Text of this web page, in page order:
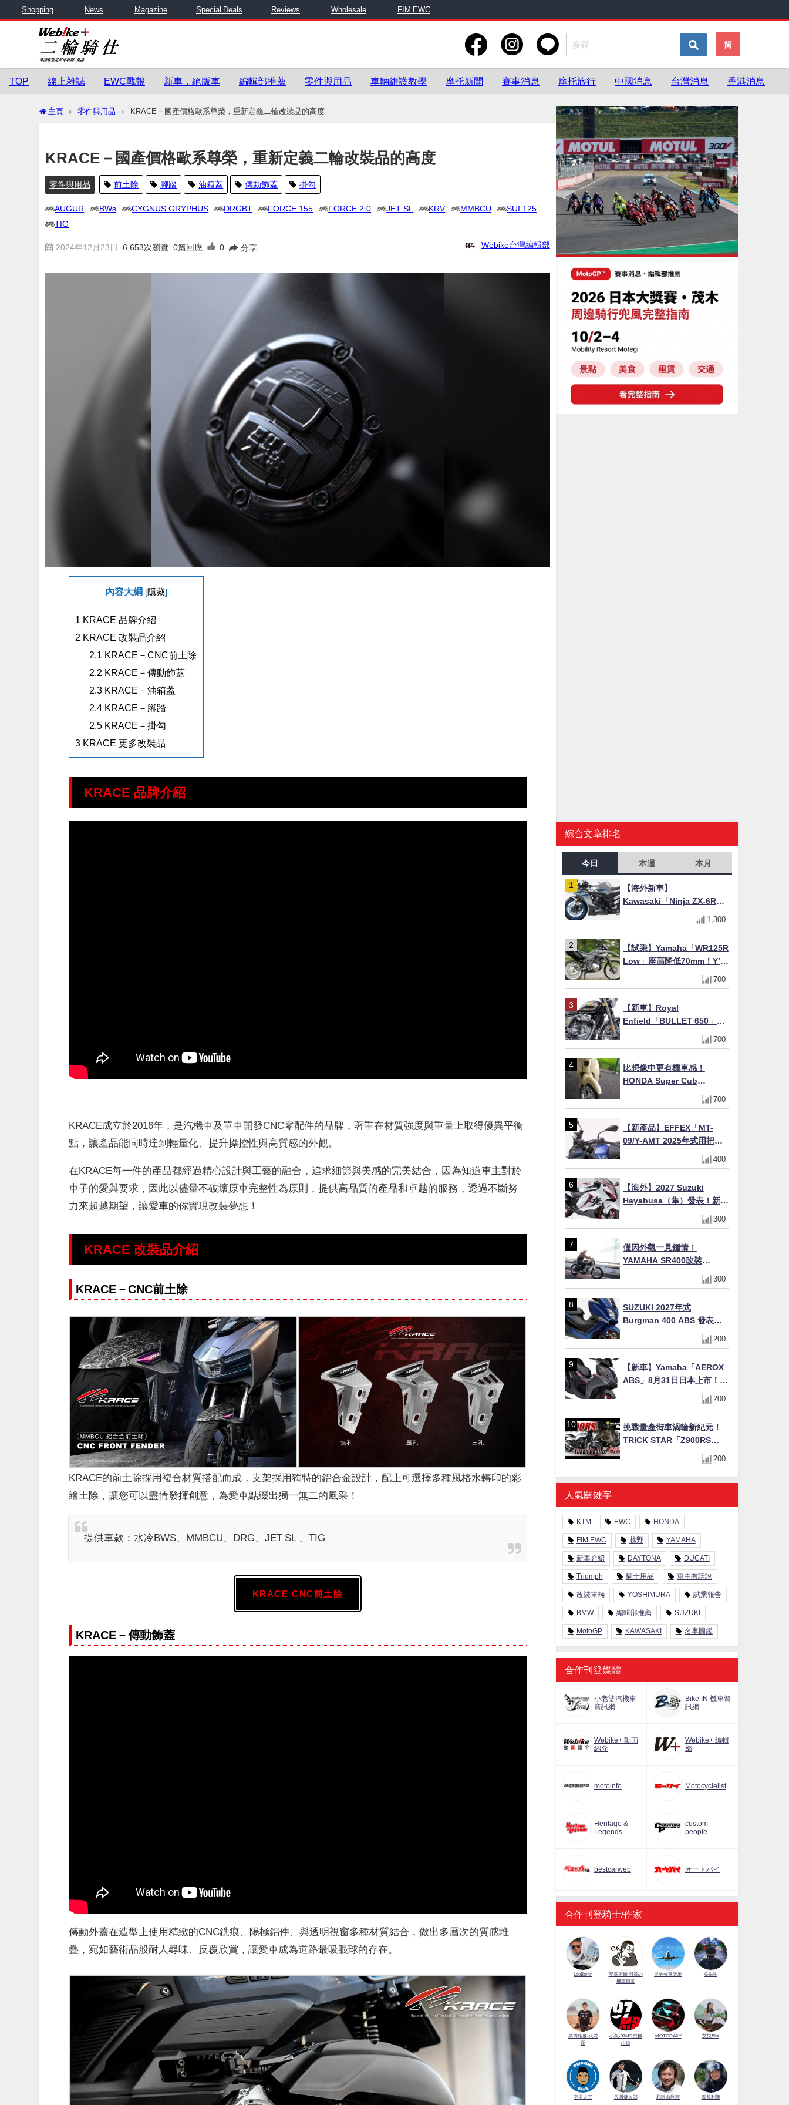
Shopping News Magazine Special Deals Reviews Wholesale FIM EWC
简
TOP 線上雜誌 EWC戰報 新車．絕版車 編輯部推薦 零件與用品 車輛維護教學 摩托新聞 賽事消息 摩托旅行 中國消息 台灣消息 香港消息
主頁 零件與用品 KRACE－國產價格歐系尊榮，重新定義二輪改裝品的高度
KRACE－國產價格歐系尊榮，重新定義二輪改裝品的高度
零件與用品 前土除 腳踏 油箱蓋 傳動飾蓋 掛勾
AUGUR BWs CYGNUS GRYPHUS DRGBT FORCE 155 FORCE 2.0 JET SL KRV MMBCU
SUI 125
TIG
2024年12月23日 6,653次瀏覽 0篇回應 0 分享 Webike台灣編輯部
內容大綱 隱藏
1 KRACE 品牌介紹
2 KRACE 改裝品介紹
2.1 KRACE－CNC前土除
2.2 KRACE－傳動飾蓋
2.3 KRACE－油箱蓋
2.4 KRACE－腳踏
2.5 KRACE－掛勾
3 KRACE 更多改裝品
KRACE 品牌介紹
KRACE成立於2016年，是汽機車及單車開發CNC零配件的品牌，著重在材質強度與重量上取得優異平衡
點，讓產品能同時達到輕量化、提升操控性與高質感的外觀。
在KRACE每一件的產品都經過精心設計與工藝的融合，追求細節與美感的完美結合，因為知道車主對於
車子的愛與要求，因此以儘量不破壞原車完整性為原則 ，提供高品質的產品和卓越的服務 ，透過不斷努
力來超越期望，讓愛車的你實現改裝夢想！
KRACE 改裝品介紹
KRACE－CNC前土除
KRACE的前土除採用複合材質搭配而成，支架採用獨特的鋁合金設計，配上可選擇多種風格水轉印的彩
繪土除，讓您可以盡情發揮創意，為愛車點綴出獨一無二的風采！
提供車款：水冷BWS、MMBCU、DRG、JET SL 、TIG
KRACE CNC前土除
KRACE－傳動飾蓋
傳動外蓋在造型上使用精緻的CNC銑痕、陽極鋁件、與透明視窗多種材質結合，做出多層次的質感堆
疊，宛如藝術品般耐人尋味、反覆欣賞，讓愛車成為道路最吸眼球的存在。
綜合文章排名
今日 本週 本月
【海外新車】
Kawasaki「Ninja ZX-6R」
2027年式北美發表！636cc
四缸×銀河銀/暮光藍新色
美元起
1,300
【試乘】Yamaha「WR125R
Low」座高降低70mm！Y’s
Gear低座高座墊×低座高連桿
×腳踏著地感大幅改善，越野
700
【新車】Royal
Enfield「BULLET 650」8
月27日日本發售（98萬日圓
～）！648cc空冷並列雙缸×
色
700
比想像中更有機車感！
HONDA Super Cub
110【Webike愛車精選】
700
【新產品】EFFEX「MT-
09/Y-AMT 2025年式用把手
Easy Fit Bar Plus」！高
7mm後移16mm直上×三色×
400
【海外】2027 Suzuki
Hayabusa（隼）發表！新增
Special Edition 特仕版，全
新珍珠白塗裝與專屬配備登
300
僅因外觀一見鍾情！
YAMAHA SR400改裝
Tracker風格｜ 女車主的機車
人生蛻變記
300
SUZUKI 2027年式
Burgman 400 ABS 發表！
8/18日本上市、支援E10汽油
售價98萬100日圓
200
【新車】Yamaha「AEROX
ABS」8月31日日本上市！
YECVT三段降檔×YZF-R設計
×15PS，最接近超跑的155cc
200
挑戰量產街車渦輪新紀元！
TRICK STAR「Z900RS
TURBO Project」直指超越
Ducati Superleggera性能
200
人氣關鍵字
KTM EWC HONDA
FIM EWC 越野 YAMAHA
新車介紹 DAYTONA DUCATI
Triumph 騎士用品 車主有話說
改裝車輛 YOSHIMURA 試乘報告
BMW 編輯部推薦 SUZUKI
MotoGP KAWASAKI 名車圖鑑
合作刊登媒體
小老婆汽機車
資訊網
Bike IN 機車資
訊網
Webike+ 動画
紹介
Webike+ 編輯
部
motoinfo Motocyclelist
Heritage &
Legends
custom-
people
bestcarweb オートバイ
合作刊登騎士/作家
LeeBerlin
安筌運轉 阿筌の
機車日常
展的分享天地 G先生
第四維度-火花
羅
小魚-97MR究極
山道
MOTODAILY 艾兒Elle
克里夫三 佐川健太郎 和歌山利宏 賀曾利隆